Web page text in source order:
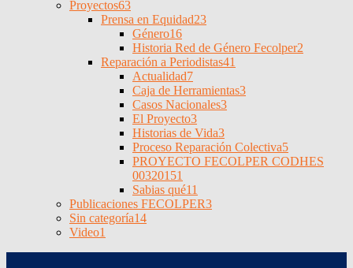
Proyectos63
Prensa en Equidad23
Género16
Historia Red de Género Fecolper2
Reparación a Periodistas41
Actualidad7
Caja de Herramientas3
Casos Nacionales3
El Proyecto3
Historias de Vida3
Proceso Reparación Colectiva5
PROYECTO FECOLPER CODHES
00320151
Sabias qué11
Publicaciones FECOLPER3
Sin categoría14
Video1